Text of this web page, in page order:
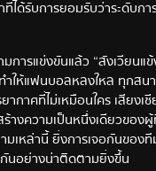
ได้รับการยอมรับว่าระดับก
การแข่งขันแล้ว “สังเวียนแข้
ให้แฟนบอลหลงใหล ทุกสน
ากาศที่ไม่เหมือนใคร เสียงเ
ร้างความเป็นหนึ่งเดียวขอ
เหล่านี้ ยิ่งการเจอกันของ
นอย่างน่าติดตามยิ่งขึ้น